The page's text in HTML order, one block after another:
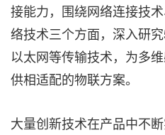
接能力，围绕网络连接技
络技术三个方面，深入研究
以太网等传输技术，为多
供相适配的物联方案。
大量创新技术在产品中不